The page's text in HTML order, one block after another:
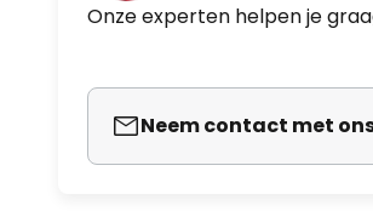
Onze experten helpen je
Neem contact met